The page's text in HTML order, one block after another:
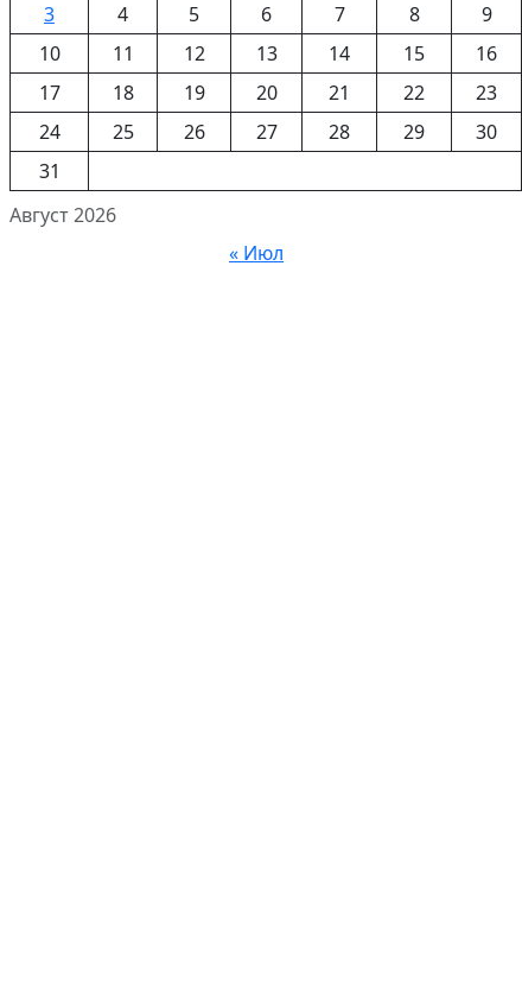
Август 2026
3
4 5 6 7 8
9
10
11 12 13 14 15
16
17
18 19 20 21 22
23
24
25 26 27 28 29
30
31
« Июл